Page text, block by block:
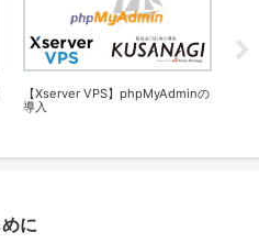
【Xserver VPS】phpMyAdminの
導入
に